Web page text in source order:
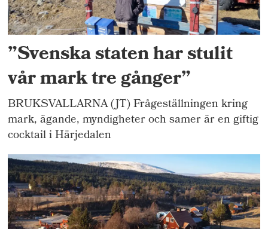
”Svenska staten har stulit
vår mark tre gånger”
BRUKSVALLARNA (JT) Frågeställningen kring
mark, ägande, myndigheter och samer är en giftig
cocktail i Härjedalen